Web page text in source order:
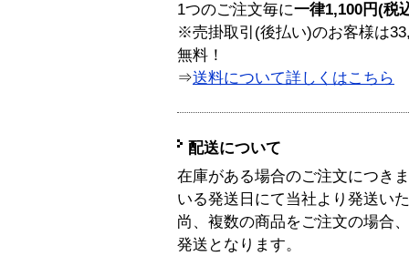
1つのご注文毎に一律1,100円(税
※売掛取引(後払い)のお客様は
無料！
⇒送料について詳しくはこちら
配送について
在庫がある場合のご注文につき
いる発送日にて当社より発送い
尚、複数の商品をご注文の場合
発送となります。